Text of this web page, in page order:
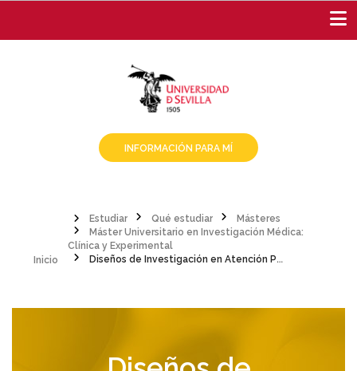
contenido
INFORMACIÓN PARA MÍ
Sobrescribir
enlaces
Estudiar Qué estudiar
Másteres
Máster Universitario en Investigación Médica:
Clínica y Experimental
Diseños de Investigación en Atención Primaria